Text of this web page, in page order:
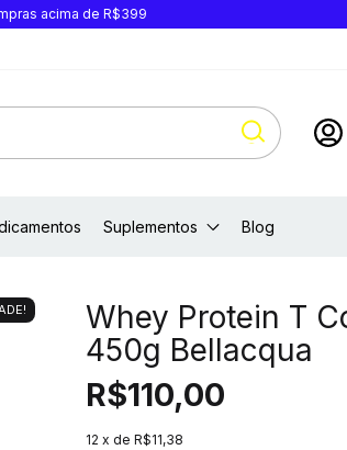
acima de R$399
Suplementos Blog
Whey Protein T
450g Bellacqua
R$110,00
12 x de R$11,38